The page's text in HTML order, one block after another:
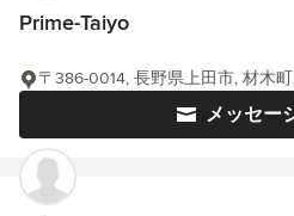
Prime-Taiyo
メッセー
〒386-0014, 長野県上田市, 材木